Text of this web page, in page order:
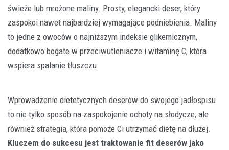
świeże lub mrożone maliny. Prosty, elegancki deser, który
zaspokoi nawet najbardziej wymagające podniebienia. Maliny
to jedne z owoców o najniższym indeksie glikemicznym,
dodatkowo bogate w przeciwutleniacze i witaminę C, która
wspiera spalanie tłuszczu.
Wprowadzenie dietetycznych deserów do swojego jadłospisu
to nie tylko sposób na zaspokojenie ochoty na słodycze, ale
również strategia, która pomoże Ci utrzymać dietę na dłużej.
Kluczem do sukcesu jest traktowanie fit deserów jako